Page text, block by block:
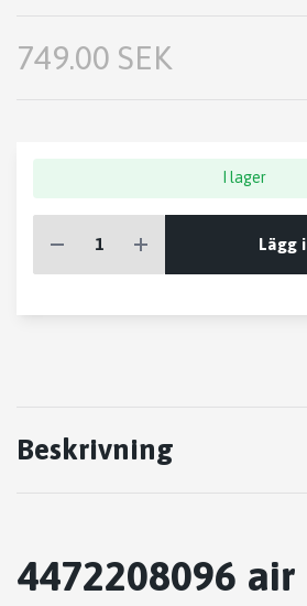
749.00 SEK
I lager
Lägg
Beskrivning
4472208096 air